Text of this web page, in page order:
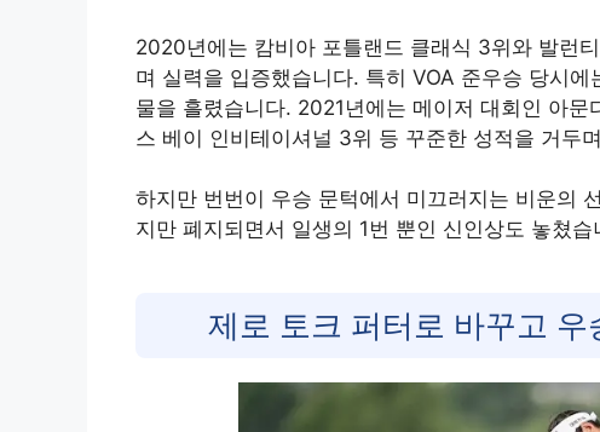
2020년에는 캄비아 포틀랜드 클래식 3위와 발런
며 실력을 입증했습니다. 특히 VOA 준우승 당시
물을 흘렸습니다. 2021년에는 메이저 대회인 아
스 베이 인비테이셔널 3위 등 꾸준한 성적을 거두
하지만 번번이 우승 문턱에서 미끄러지는 비운의
지만 폐지되면서 일생의 1번 뿐인 신인상도 놓쳤습
제로 토크 퍼터로 바꾸고